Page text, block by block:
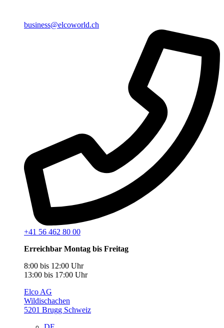
business@elcoworld.ch
+41 56 462 80 00
Erreichbar Montag bis Freitag
8:00 bis 12:00 Uhr
13:00 bis 17:00 Uhr
Elco AG
Wildischachen
5201 Brugg Schweiz